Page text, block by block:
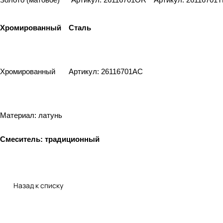
Хромированный
Хромированный
Сталь
Артикул: 26116701AC
Материал: латунь
Смеситель: традиционный
Назад к списку